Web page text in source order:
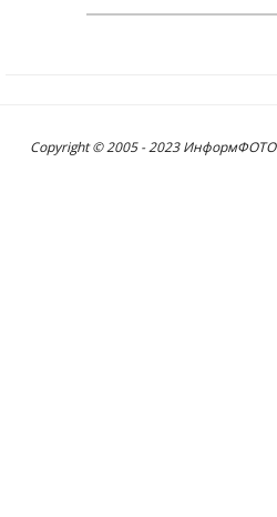
Copyright © 2005 - 2023 ИнформФОТО